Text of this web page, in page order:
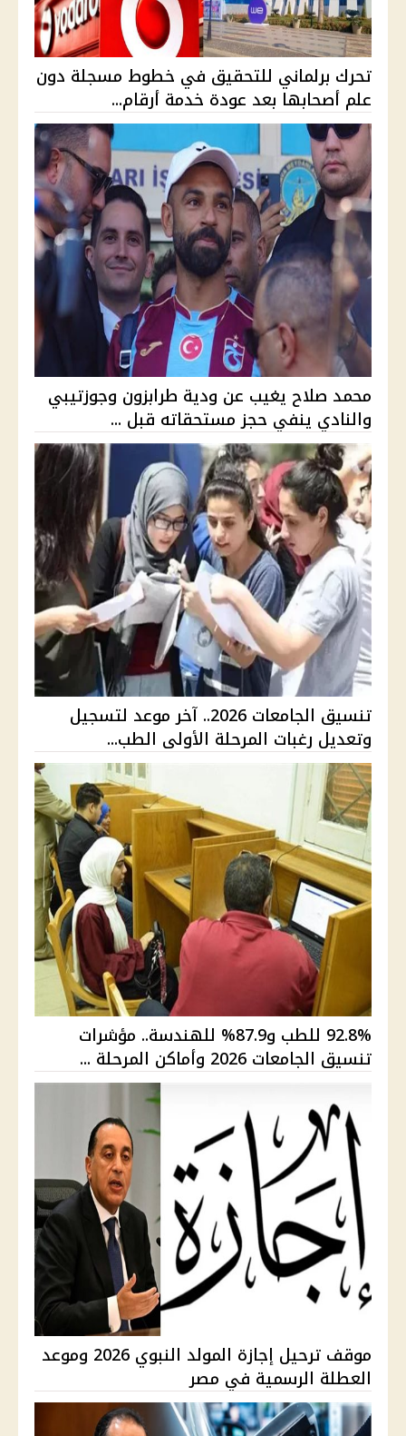
تحرك برلماني للتحقيق في خطوط مسجلة دون
علم أصحابها بعد عودة خدمة أرقام...
محمد صلاح يغيب عن ودية طرابزون وجوزتيبي
والنادي ينفي حجز مستحقاته قبل ...
تنسيق الجامعات 2026.. آخر موعد لتسجيل
وتعديل رغبات المرحلة الأولى الطب...
92.8% للطب و87.9% للهندسة.. مؤشرات
تنسيق الجامعات 2026 وأماكن المرحلة ...
موقف ترحيل إجازة المولد النبوي 2026 وموعد
العطلة الرسمية في مصر